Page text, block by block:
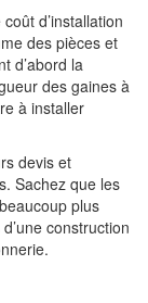
d’installation
des pièces et
d’abord la
des gaines à
à installer
devis et
Sachez que les
plus
construction